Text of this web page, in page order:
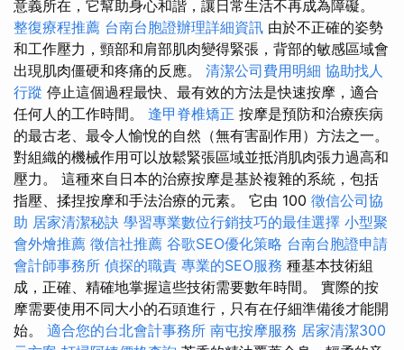
意義所在，它幫助身心和諧，讓日常生活不再成為障礙。
整復療程推薦 台南台胞證辦理詳細資訊 由於不正確的姿勢
和工作壓力，頸部和肩部肌肉變得緊張，背部的敏感區域會
出現肌肉僵硬和疼痛的反應。 清潔公司費用明細 協助找人
行蹤 停止這個過程最快、最有效的方法是快速按摩，適合
任何人的工作時間。 逢甲脊椎矯正 按摩是預防和治療疾病
的最古老、最令人愉悅的自然（無有害副作用）方法之一。
對組織的機械作用可以放鬆緊張區域並抵消肌肉張力過高和
壓力。 這種來自日本的治療按摩是基於複雜的系統，包括
指壓、揉捏按摩和手法治療的元素。 它由 100 徵信公司協
助 居家清潔秘訣 學習專業數位行銷技巧的最佳選擇 小型聚
會外燴推薦 徵信社推薦 谷歌SEO優化策略 台南台胞證申請
會計師事務所 偵探的職責 專業的SEO服務 種基本技術組
成，正確、精確地掌握這些技術需要數年時間。 實際的按
摩需要使用不同大小的石頭進行，只有在仔細準備後才能開
始。 適合您的台北會計事務所 南屯按摩服務 居家清潔300